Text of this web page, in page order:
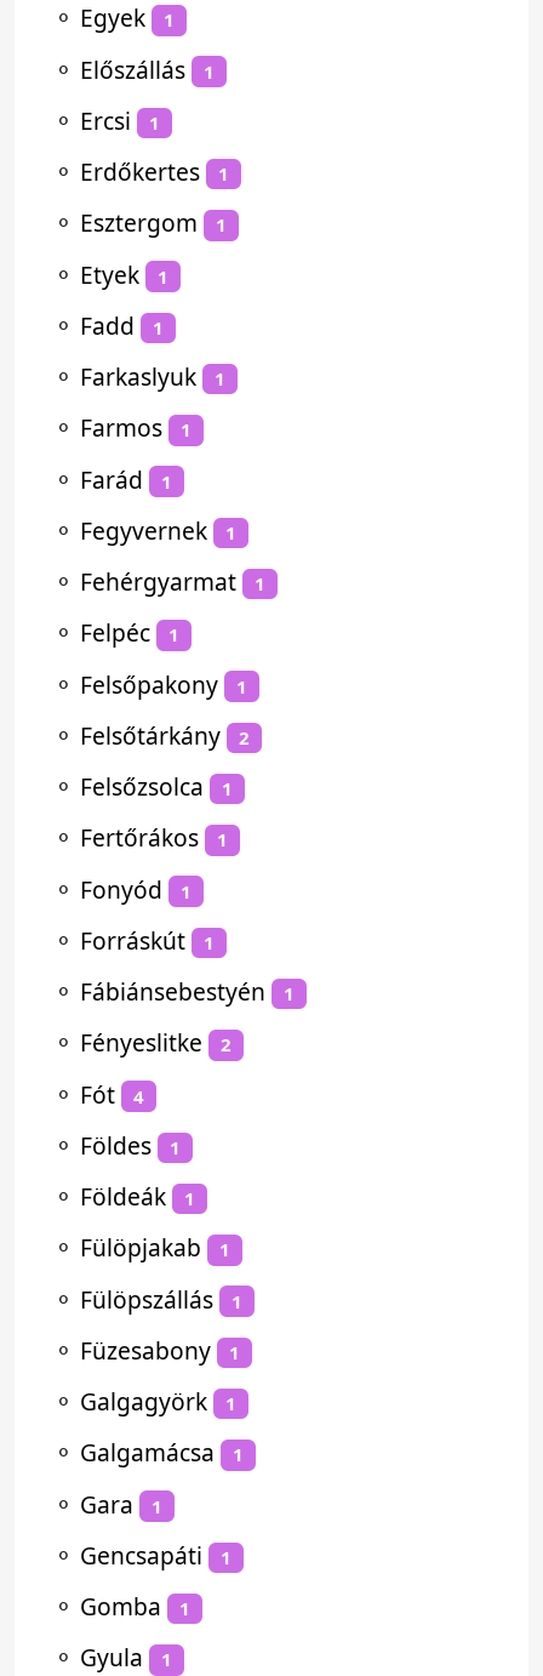
⚬ Egyek 1
⚬ Előszállás 1
⚬ Ercsi 1
⚬ Erdőkertes 1
⚬ Esztergom 1
⚬ Etyek 1
⚬ Fadd 1
⚬ Farkaslyuk 1
⚬ Farmos 1
⚬ Farád 1
⚬ Fegyvernek 1
⚬ Fehérgyarmat 1
⚬ Felpéc 1
⚬ Felsőpakony 1
⚬ Felsőtárkány 2
⚬ Felsőzsolca 1
⚬ Fertőrákos 1
⚬ Fonyód 1
⚬ Forráskút 1
⚬ Fábiánsebestyén 1
⚬ Fényeslitke 2
⚬ Fót 4
⚬ Földes 1
⚬ Földeák 1
⚬ Fülöpjakab 1
⚬ Fülöpszállás 1
⚬ Füzesabony 1
⚬ Galgagyörk 1
⚬ Galgamácsa 1
⚬ Gara 1
⚬ Gencsapáti 1
⚬ Gomba 1
⚬ Gyula 1